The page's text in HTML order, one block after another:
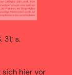
s.
sich hier vor